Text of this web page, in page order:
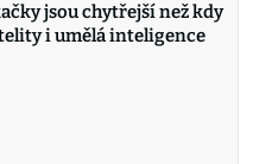
jsou chytřejší než kdy
i umělá inteligence